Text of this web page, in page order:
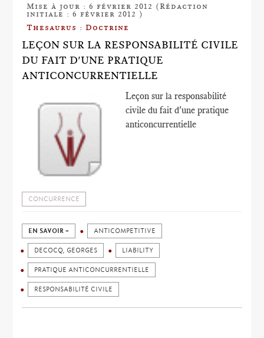
Mise à jour : 6 février 2012 (Rédaction
initiale : 6 février 2012 )
Thesaurus : Doctrine
LEÇON SUR LA RESPONSABILITÉ CIVILE
DU FAIT D'UNE PRATIQUE
ANTICONCURRENTIELLE
Leçon sur la responsabilité
civile du fait d'une pratique
anticoncurrentielle
CONCURRENCE
EN SAVOIR + ANTICOMPETITIVE
DECOCQ, GEORGES LIABILITY
PRATIQUE ANTICONCURRENTIELLE
RESPONSABILITÉ CIVILE